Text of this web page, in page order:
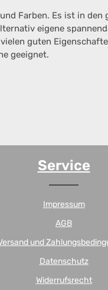
Farben. Es ist in
eigene
guten
geeignet.
Service
Impressum
AGB
und
Datenschutz
Widerrufsrecht